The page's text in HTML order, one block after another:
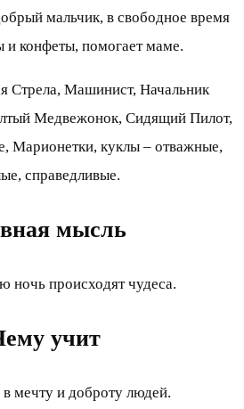
мальчик, в свободное время
и конфеты, помогает маме.
Стрела, Машинист, Начальник
Медвежонок, Сидящий Пилот,
Марионетки, куклы – отважные,
справедливые.
мысль
ночь происходят чудеса.
учит
в мечту и доброту людей.